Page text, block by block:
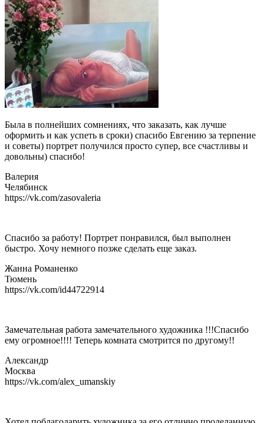
Была в полнейших сомнениях, что заказать, как лучше
оформить и как успеть в сроки) спасибо Евгению за терпение
и советы) портрет получился просто супер, все счастливы и
довольны) спасибо!
Валерия
Челябинск
https://vk.com/zasovaleria
Спасибо за работу! Портрет понравился, был выполнен
быстро. Хочу немного позже сделать еще заказ.
Жанна Романенко
Тюмень
https://vk.com/id44722914
Замечательная работа замечательного художника !!!Спасибо
ему огромное!!!! Теперь комната смотрится по другому!!
Александр
Москва
https://vk.com/alex_umanskiy